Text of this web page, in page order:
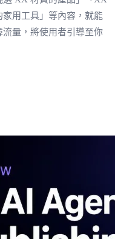
用工具」等內容，就能
量，將使用者引導至你